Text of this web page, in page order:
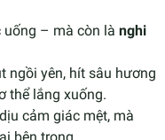
– mà còn là nghi
ngồi yên, hít sâu hương
thể lắng xuống.
cảm giác mệt, mà